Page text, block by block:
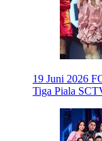
19 Juni 2026
Tiga Piala